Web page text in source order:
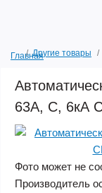
ГлавнаяДругие товары
63А, C, 6кА
Фото может не
Производитель